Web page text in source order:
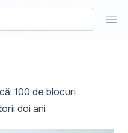
100 de blocuri
doi ani